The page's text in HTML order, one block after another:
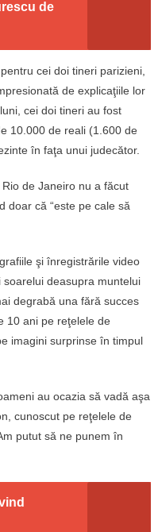
de
cei doi tineri parizieni,
de explicaţiile lor
cei doi tineri au fost
10.000 de reali (1.600 de
în faţa unui judecător.
de Janeiro nu a făcut
doar că “este pe cale să
şi înregistrările video
deasupra muntelui
degrabă una fără succes
10 ani pe reţelele de
imagini surprinse în timpul
au ocazia să vadă aşa
cunoscut pe reţelele de
putut să ne punem în